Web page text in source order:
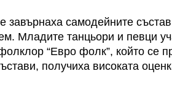
завърнаха самодейните
Младите танцьори и певци
“Евро фолк”, който се
получиха високата